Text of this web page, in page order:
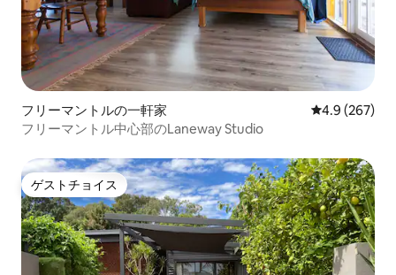
フリーマントルの一軒家 レビュー267
4.9 (267)
フリーマントル中心部のLaneway Studio
ゲストチョイス
ゲストチョイス